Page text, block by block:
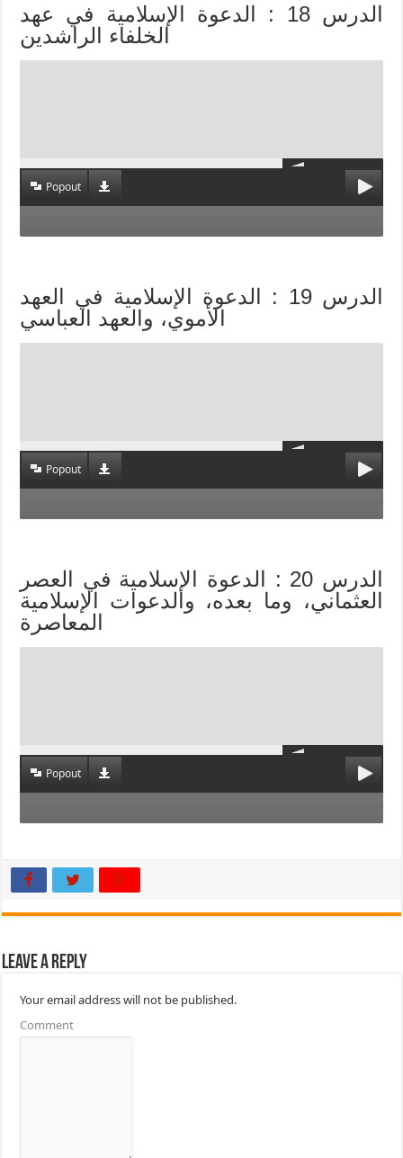
الدرس 18 : الدعوة الإسلامية في عهد
الخلفاء الراشدين
Popout
الدرس 19 : الدعوة الإسلامية في العهد
الأموي، والعهد العباسي
Popout
الدرس 20 : الدعوة الإسلامية في العصر
العثماني، وما بعده، والدعوات الإسلامية
المعاصرة
Popout
Leave a Reply
Your email address will not be published.
Comment